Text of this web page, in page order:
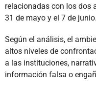
relacionadas con los dos
31 de mayo y el 7 de junio.
Según el análisis, el
altos niveles de
a las instituciones,
información falsa o